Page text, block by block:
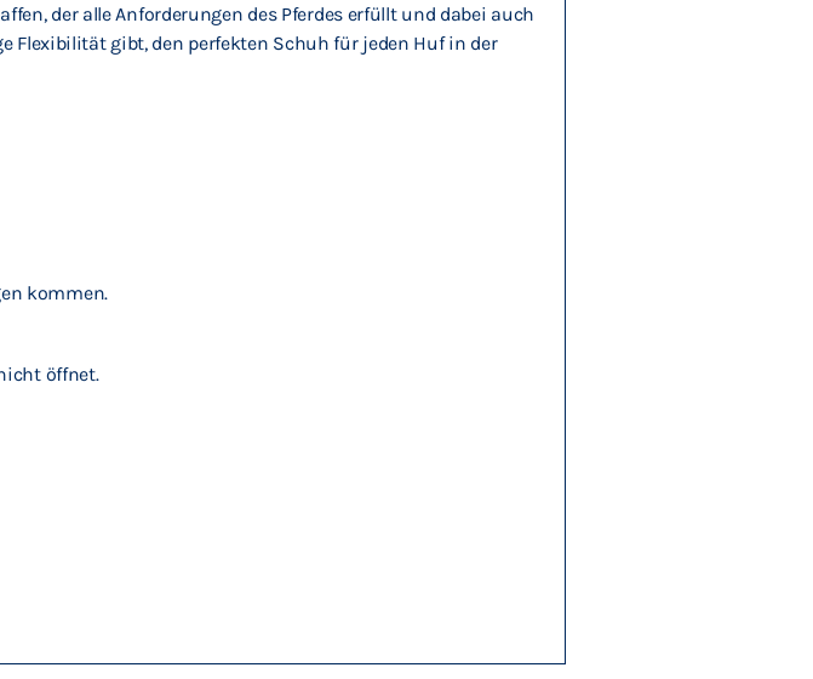
der alle Anforderungen des Pferdes erfüllt und dabei auch
Flexibilität gibt, den perfekten Schuh für jeden Huf in der
kommen.
öffnet.